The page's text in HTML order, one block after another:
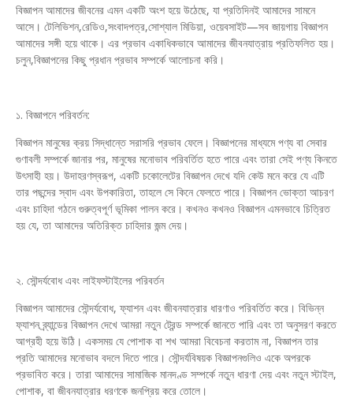
বিজ্ঞাপন আমাদের জীবনের এমন একটি অংশ হয়ে উঠেছে, যা প্রতিদিনই আমাদের সামনে
আসে। টেলিভিশন,রেডিও,সংবাদপত্র,সোশ্যাল মিডিয়া, ওয়েবসাইট—সব জায়গায় বিজ্ঞাপন
আমাদের সঙ্গী হয়ে থাকে। এর প্রভাব একাধিকভাবে আমাদের জীবনযাত্রায় প্রতিফলিত হয়।
চলুন,বিজ্ঞাপনের কিছু প্রধান প্রভাব সম্পর্কে আলোচনা করি।
১. বিজ্ঞাপনে পরিবর্তন:
বিজ্ঞাপন মানুষের ক্রয় সিদ্ধান্তে সরাসরি প্রভাব ফেলে। বিজ্ঞাপনের মাধ্যমে পণ্য বা সেবার
গুণাবলী সম্পর্কে জানার পর, মানুষের মনোভাব পরিবর্তিত হতে পারে এবং তারা সেই পণ্য কিনতে
উৎসাহী হয়। উদাহরণস্বরূপ, একটি চকোলেটের বিজ্ঞাপন দেখে যদি কেউ মনে করে যে এটি
তার পছন্দের স্বাদ এবং উপকারিতা, তাহলে সে কিনে ফেলতে পারে। বিজ্ঞাপন ভোক্তা আচরণ
এবং চাহিদা গঠনে গুরুত্বপূর্ণ ভূমিকা পালন করে। কখনও কখনও বিজ্ঞাপন এমনভাবে চিত্রিত
হয় যে, তা আমাদের অতিরিক্ত চাহিদার জন্ম দেয়।
২. সৌন্দর্যবোধ এবং লাইফস্টাইলের পরিবর্তন
বিজ্ঞাপন আমাদের সৌন্দর্যবোধ, ফ্যাশন এবং জীবনযাত্রার ধারণাও পরিবর্তিত করে। বিভিন্ন
ফ্যাশন ব্র্যান্ডের বিজ্ঞাপন দেখে আমরা নতুন ট্রেন্ড সম্পর্কে জানতে পারি এবং তা অনুসরণ করতে
আগ্রহী হয়ে উঠি। একসময় যে পোশাক বা শখ আমরা বিবেচনা করতাম না, বিজ্ঞাপন তার
প্রতি আমাদের মনোভাব বদলে দিতে পারে। সৌন্দর্যবিষয়ক বিজ্ঞাপনগুলিও একে অপরকে
প্রভাবিত করে। তারা আমাদের সামাজিক মানদণ্ড সম্পর্কে নতুন ধারণা দেয় এবং নতুন স্টাইল,
পোশাক, বা জীবনযাত্রার ধরণকে জনপ্রিয় করে তোলে।